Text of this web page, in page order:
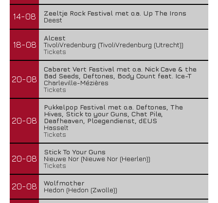
14-08
Zeeltje Rock Festival met o.a. Up The Irons
Deest
18-08
Alcest
TivoliVredenburg (TivoliVredenburg (Utrecht))
Tickets
20-08
Cabaret Vert Festival met o.a. Nick Cave & the
Bad Seeds, Deftones, Body Count feat. Ice-T
Charleville-Mézières
Tickets
20-08
Pukkelpop Festival met o.a. Deftones, The
Hives, Stick to your Guns, Chat Pile,
Deafheaven, Ploegendienst, dEUS
Hasselt
Tickets
20-08
Stick To Your Guns
Nieuwe Nor (Nieuwe Nor (Heerlen))
Tickets
20-08
Wolfmother
Hedon (Hedon (Zwolle))